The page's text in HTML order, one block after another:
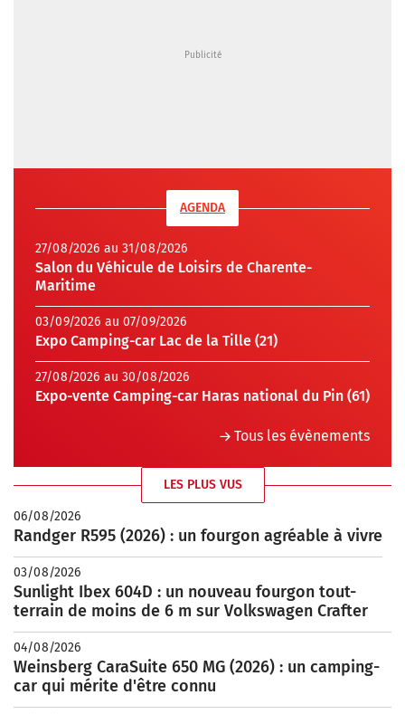
AGENDA
27/08/2026 au 31/08/2026
Salon du Véhicule de Loisirs de Charente-
Maritime
03/09/2026 au 07/09/2026
Expo Camping-car Lac de la Tille (21)
27/08/2026 au 30/08/2026
Expo-vente Camping-car Haras national du Pin (61)
Tous les évènements
LES PLUS VUS
06/08/2026
Randger R595 (2026) : un fourgon agréable à vivre
03/08/2026
Sunlight Ibex 604D : un nouveau fourgon tout-
terrain de moins de 6 m sur Volkswagen Crafter
04/08/2026
Weinsberg CaraSuite 650 MG (2026) : un camping-
car qui mérite d'être connu